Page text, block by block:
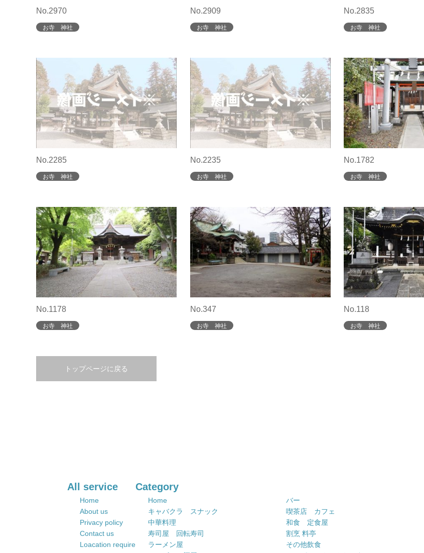
No.2970
お寺 神社
No.2909
お寺 神社
No.2835
お寺 神社
No.2285
お寺 神社
No.2235
お寺 神社
No.1782
お寺 神社
No.1178
お寺 神社
No.347
お寺 神社
No.118
お寺 神社
トップページに戻る
All service
Home
About us
Privacy policy
Contact us
Loacation require
Category
Home バー
キャバクラ スナック
喫茶店 カフェ
中華料理
和食 定食屋
寿司屋 回転寿司
割烹 料亭
ラーメン屋
その他飲食